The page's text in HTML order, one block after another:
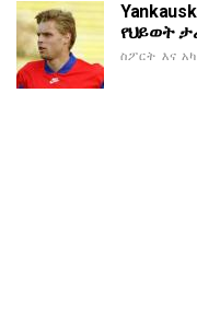
የህይወት
ስፖርት እና